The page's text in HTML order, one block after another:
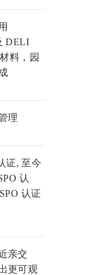
DELI
料，园
理
证, 至今
认
认证
亲交
更可观